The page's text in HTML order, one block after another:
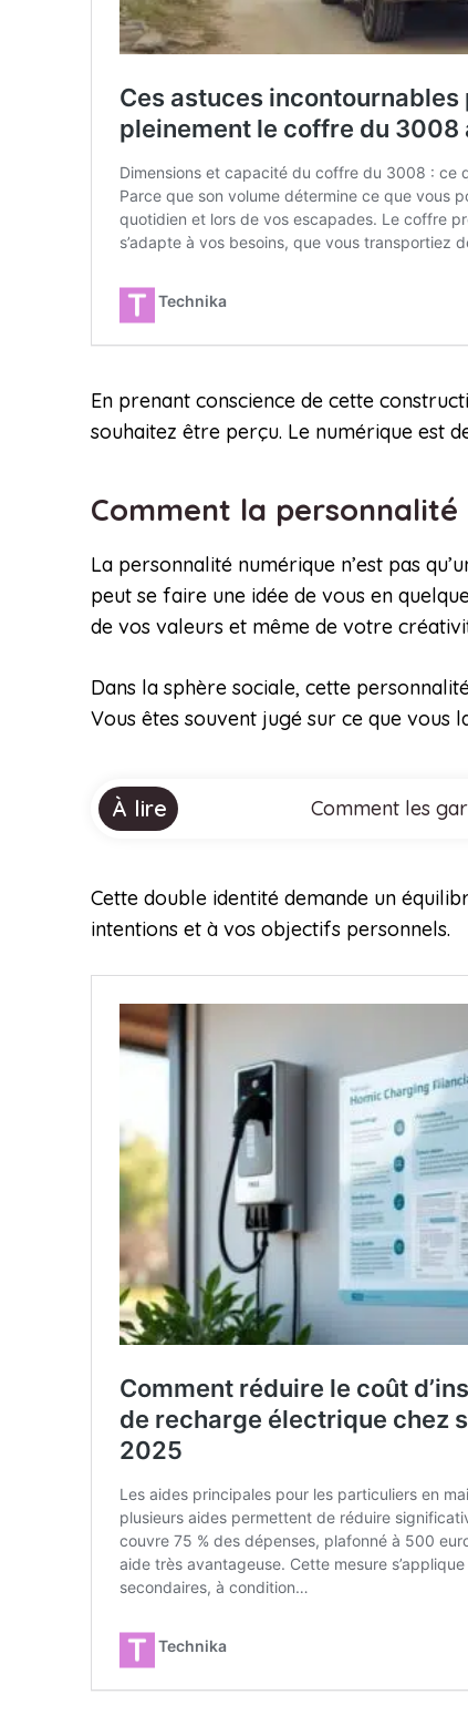
En prenant conscience de cette
souhaitez être perçu. Le numérique est
Comment la
La personnalité numérique n’est pas
peut se faire une idée de vous en
de vos valeurs et même de votre
Dans la sphère sociale, cette
Vous êtes souvent jugé sur ce que vous
À lire Comment les
Cette double identité demande un
intentions et à vos objectifs personnels.